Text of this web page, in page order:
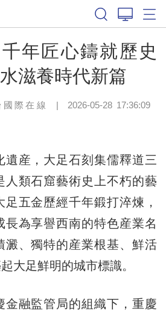
年匠心鑄就歷史
滋養時代新篇
際在線 | 2026-05-28 17:36:09
産，大足石刻集儒釋道三
人類石窟藝術史上不朽的藝
五金歷經千年鍛打淬煉，
長為享譽西南的特色産業名
澱、獨特的産業根基、鮮活
大足鮮明的城市標識。
融監管局的組織下，重慶